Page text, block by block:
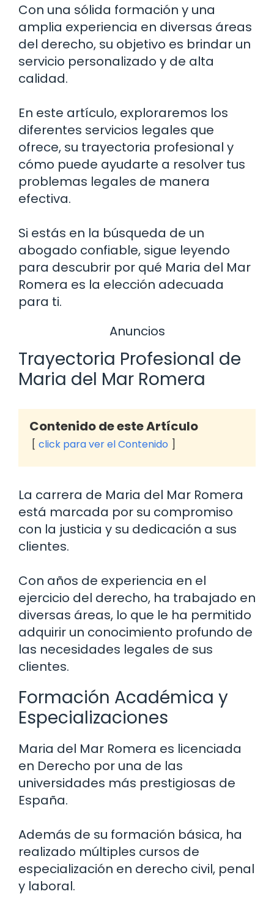
Con una sólida formación y una
amplia experiencia en diversas áreas
del derecho, su objetivo es brindar un
servicio personalizado y de alta
calidad.
En este artículo, exploraremos los
diferentes servicios legales que
ofrece, su trayectoria profesional y
cómo puede ayudarte a resolver tus
problemas legales de manera
efectiva.
Si estás en la búsqueda de un
abogado confiable, sigue leyendo
para descubrir por qué Maria del Mar
Romera es la elección adecuada
para ti.
Anuncios
Trayectoria Profesional de
Maria del Mar Romera
Contenido de este Artículo
click para ver el Contenido
La carrera de Maria del Mar Romera
está marcada por su compromiso
con la justicia y su dedicación a sus
clientes.
Con años de experiencia en el
ejercicio del derecho, ha trabajado en
diversas áreas, lo que le ha permitido
adquirir un conocimiento profundo de
las necesidades legales de sus
clientes.
Formación Académica y
Especializaciones
Maria del Mar Romera es licenciada
en Derecho por una de las
universidades más prestigiosas de
España.
Además de su formación básica, ha
realizado múltiples cursos de
especialización en derecho civil, penal
y laboral.